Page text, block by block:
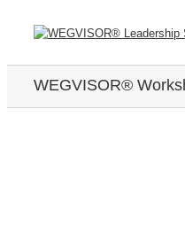
WEGVISOR®